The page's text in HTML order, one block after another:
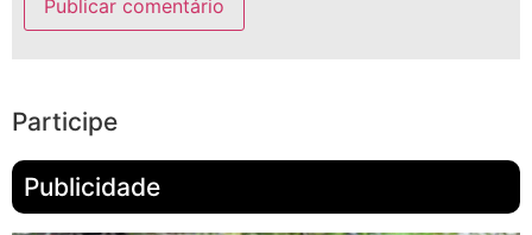
Participe
Publicidade